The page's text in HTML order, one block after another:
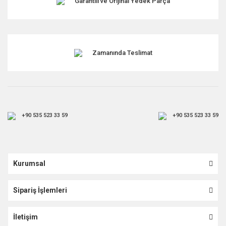
Zamanında Teslimat
+90 535 523 33 59 +90 535 523 33 59
Kurumsal
Sipariş İşlemleri
İletişim